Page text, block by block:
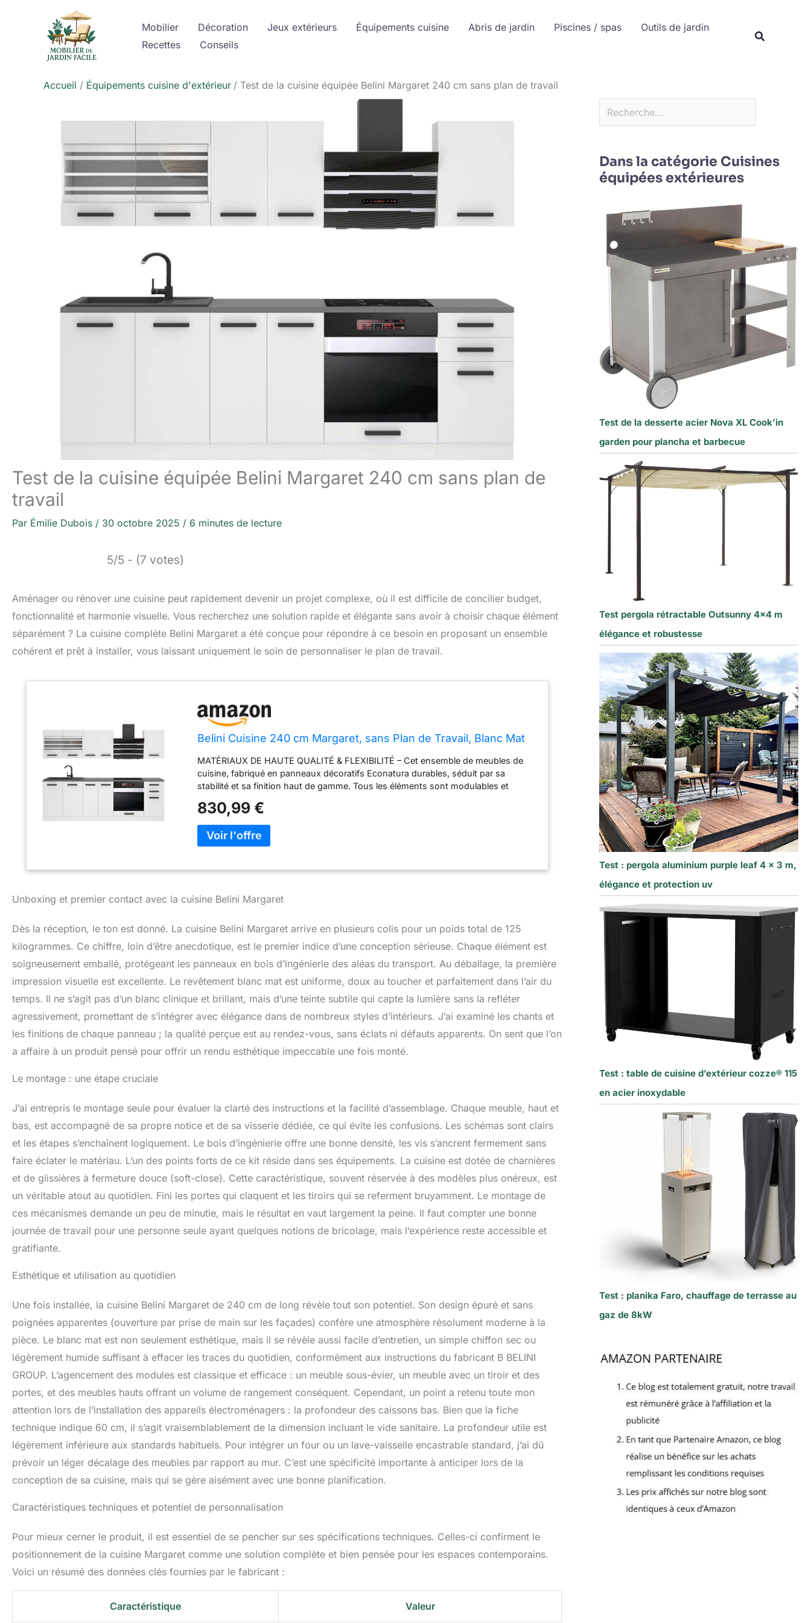
Mobilier Décoration Jeux extérieurs Équipements cuisine Abris de jardin Piscines / spas
Outils de jardin
Recettes
Conseils
Accueil Équipements cuisine d'extérieur Test de la cuisine équipée Belini Margaret 240 cm sans plan de travail
Test de la cuisine équipée Belini Margaret 240 cm sans plan de
travail
Par Émilie Dubois / 30 octobre 2025 / 6 minutes de lecture
5/5 - (7 votes)
Aménager ou rénover une cuisine peut rapidement devenir un projet complexe, où il est difficile de concilier budget,
fonctionnalité et harmonie visuelle. Vous recherchez une solution rapide et élégante sans avoir à choisir chaque élément
séparément ? La cuisine complète Belini Margaret a été conçue pour répondre à ce besoin en proposant un ensemble
cohérent et prêt à installer, vous laissant uniquement le soin de personnaliser le plan de travail.
Belini Cuisine 240 cm Margaret, sans Plan de Travail, Blanc Mat
MATÉRIAUX DE HAUTE QUALITÉ & FLEXIBILITÉ – Cet ensemble de meubles de
cuisine, fabriqué en panneaux décoratifs Econatura durables, séduit par sa
stabilité et sa finition haut de gamme. Tous les éléments sont modulables et
montage, matériel d’installation ainsi que plans de travail personnalisables selon la
configuration. SYSTÈME NEXUS SILENT & CONFORT – Les tiroirs métalliques
modernes de la gamme Nexus en finition graphite, dotés de la technologie Soft-
Close, assurent une fermeture douce et silencieuse. Complétés par des charnières
cycles pour une durabilité maximale. SYSTÈME NEXUS RANGE-COUVERTS &
pour une visibilité optimale et une utilisation efficace de l’espace. Design
SYSTÈME DE PROTECTION NEXUS PRO++ & LONGÉVITÉ – Les chants en
polymère ABS résistants protègent toutes les arêtes et surfaces contre les
rayures, les chocs et l’usure. Le système PRO+ prolonge significativement la durée
de vie des meubles de cuisine et garantit une qualité durable. SYSTÈME NEXUS
ALUMINIUM & DESIGN – Poignées haut de gamme en aluminium brossé avec
revêtement galvanique pour une grande résistance et un design moderne. Les
pieds réglables en hauteur compensent les irrégularités du sol et assurent une
stabilité optimale.
830,99 €
Unboxing et premier contact avec la cuisine Belini Margaret
Dès la réception, le ton est donné. La cuisine Belini Margaret arrive en plusieurs colis pour un poids total de 125
kilogrammes. Ce chiffre, loin d’être anecdotique, est le premier indice d’une conception sérieuse. Chaque élément est
soigneusement emballé, protégeant les panneaux en bois d’ingénierie des aléas du transport. Au déballage, la première
impression visuelle est excellente. Le revêtement blanc mat est uniforme, doux au toucher et parfaitement dans l’air du
temps. Il ne s’agit pas d’un blanc clinique et brillant, mais d’une teinte subtile qui capte la lumière sans la refléter
agressivement, promettant de s’intégrer avec élégance dans de nombreux styles d’intérieurs. J’ai examiné les chants et
les finitions de chaque panneau ; la qualité perçue est au rendez-vous, sans éclats ni défauts apparents. On sent que l’on
a affaire à un produit pensé pour offrir un rendu esthétique impeccable une fois monté.
Le montage : une étape cruciale
J’ai entrepris le montage seule pour évaluer la clarté des instructions et la facilité d’assemblage. Chaque meuble, haut et
bas, est accompagné de sa propre notice et de sa visserie dédiée, ce qui évite les confusions. Les schémas sont clairs
et les étapes s’enchaînent logiquement. Le bois d’ingénierie offre une bonne densité, les vis s’ancrent fermement sans
faire éclater le matériau. L’un des points forts de ce kit réside dans ses équipements. La cuisine est dotée de charnières
et de glissières à fermeture douce (soft-close). Cette caractéristique, souvent réservée à des modèles plus onéreux, est
un véritable atout au quotidien. Fini les portes qui claquent et les tiroirs qui se referment bruyamment. Le montage de
ces mécanismes demande un peu de minutie, mais le résultat en vaut largement la peine. Il faut compter une bonne
journée de travail pour une personne seule ayant quelques notions de bricolage, mais l’expérience reste accessible et
gratifiante.
Esthétique et utilisation au quotidien
Une fois installée, la cuisine Belini Margaret de 240 cm de long révèle tout son potentiel. Son design épuré et sans
poignées apparentes (ouverture par prise de main sur les façades) confère une atmosphère résolument moderne à la
pièce. Le blanc mat est non seulement esthétique, mais il se révèle aussi facile d’entretien, un simple chiffon sec ou
légèrement humide suffisant à effacer les traces du quotidien, conformément aux instructions du fabricant B BELINI
GROUP. L’agencement des modules est classique et efficace : un meuble sous-évier, un meuble avec un tiroir et des
portes, et des meubles hauts offrant un volume de rangement conséquent. Cependant, un point a retenu toute mon
attention lors de l’installation des appareils électroménagers : la profondeur des caissons bas. Bien que la fiche
technique indique 60 cm, il s’agit vraisemblablement de la dimension incluant le vide sanitaire. La profondeur utile est
légèrement inférieure aux standards habituels. Pour intégrer un four ou un lave-vaisselle encastrable standard, j’ai dû
prévoir un léger décalage des meubles par rapport au mur. C’est une spécificité importante à anticiper lors de la
conception de sa cuisine, mais qui se gère aisément avec une bonne planification.
Caractéristiques techniques et potentiel de personnalisation
Pour mieux cerner le produit, il est essentiel de se pencher sur ses spécifications techniques. Celles-ci confirment le
positionnement de la cuisine Margaret comme une solution complète et bien pensée pour les espaces contemporains.
Voici un résumé des données clés fournies par le fabricant :
Caractéristique Valeur
Dans la catégorie Cuisines
équipées extérieures
Test de la desserte acier Nova XL Cook’in
garden pour plancha et barbecue
Test pergola rétractable Outsunny 4×4 m
élégance et robustesse
Test : pergola aluminium purple leaf 4 x 3 m,
élégance et protection uv
Test : table de cuisine d’extérieur cozze® 115
en acier inoxydable
Test : planika Faro, chauffage de terrasse au
gaz de 8kW